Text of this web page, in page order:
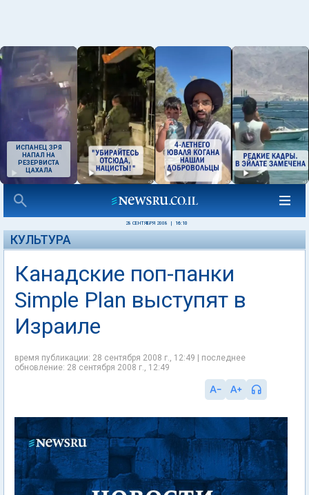
ИСПАНЕЦ ЗРЯ
НАПАЛ НА
РЕЗЕРВИСТА
ЦАХАЛА
28 СЕНТЯБРЯ 2008 16:10
КУЛЬТУРА
Канадские поп-панки
Simple Plan выступят в
Израиле
время публикации: 28 сентября 2008 г., 12:49 | последнее
обновление: 28 сентября 2008 г., 12:49